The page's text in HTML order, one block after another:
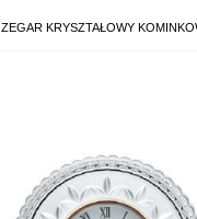
ZEGAR KRYSZTAŁOWY